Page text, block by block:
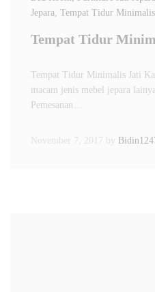
Jepara, Tempat Tidur Minimalis
Tempat Tidur
Tempat Tidur Minimalis Jati
macam jenis mebel jepara
Pemesanan…
November 7, 2017 by